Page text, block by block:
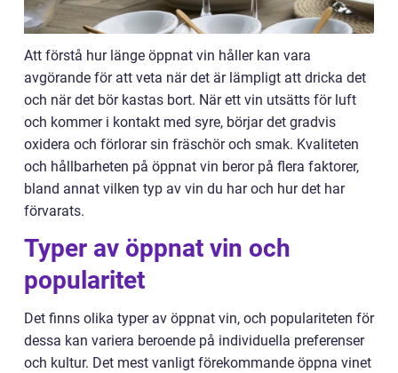
Att förstå hur länge öppnat vin håller kan vara
avgörande för att veta när det är lämpligt att dricka det
och när det bör kastas bort. När ett vin utsätts för luft
och kommer i kontakt med syre, börjar det gradvis
oxidera och förlorar sin fräschör och smak. Kvaliteten
och hållbarheten på öppnat vin beror på flera faktorer,
bland annat vilken typ av vin du har och hur det har
förvarats.
Typer av öppnat vin och
popularitet
Det finns olika typer av öppnat vin, och populariteten för
dessa kan variera beroende på individuella preferenser
och kultur. Det mest vanligt förekommande öppna vinet